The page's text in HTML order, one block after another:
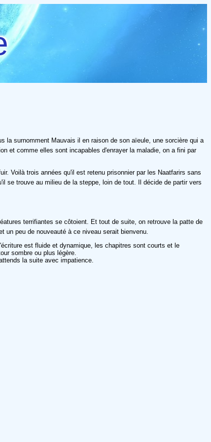
surnomment Mauvais il en raison de son aïeule, une sorcière qui a
et comme elles sont incapables d'enrayer la maladie, on a fini par
Voilà trois années qu'il est retenu prisonnier par les Naatfarirs sans
se trouve au milieu de la steppe, loin de tout. Il décide de partir vers
terrifiantes se côtoient. Et tout de suite, on retrouve la patte de
un peu de nouveauté à ce niveau serait bienvenu.
est fluide et dynamique, les chapitres sont courts et le
sombre ou plus légère.
la suite avec impatience.